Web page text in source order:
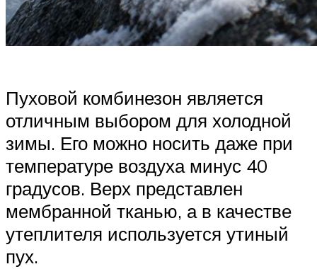
Пуховой комбинезон является
отличным выбором для холодной
зимы. Его можно носить даже при
температуре воздуха минус 40
градусов. Верх представлен
мембранной тканью, а в качестве
утеплителя используется утиный
пух.